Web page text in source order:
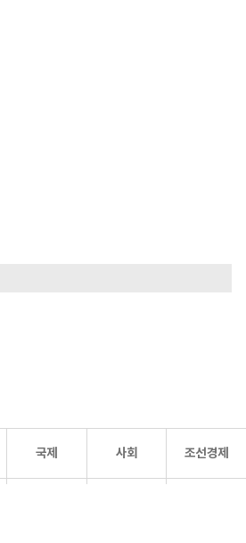
국제 사회 조선경제